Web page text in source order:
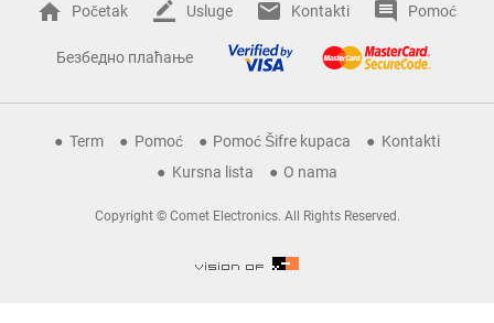
Početak Usluge Kontakti Pomoć
Безбедно плаћање
Term Pomoć Pomoć Šifre kupaca
Kontakti
Kursna lista
O nama
Copyright © Comet Electronics. All Rights Reserved.